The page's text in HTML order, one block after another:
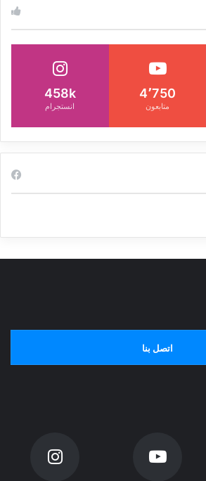
4٬750
متابعون
458k
انستجرام
اتصل بنا